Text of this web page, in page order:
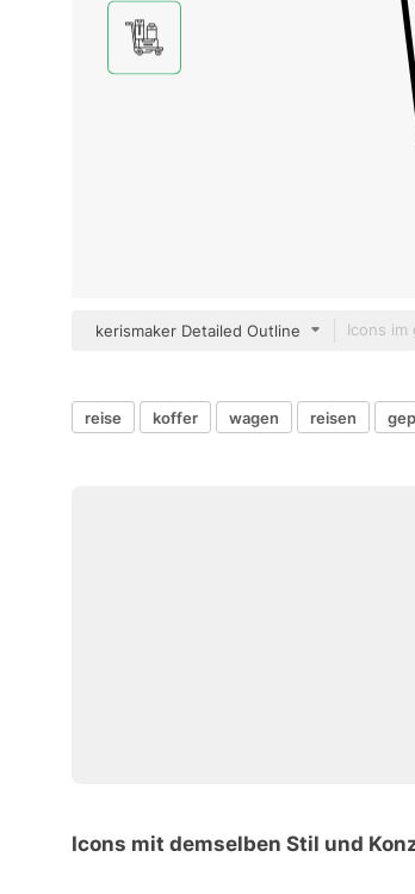
kerismaker Detailed Outline
reise koffer wagen reisen
Icons mit demselben Stil und